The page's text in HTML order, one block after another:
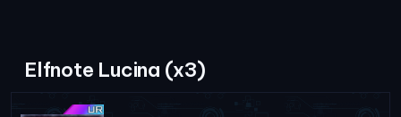
Elfnote Lucina (x3)